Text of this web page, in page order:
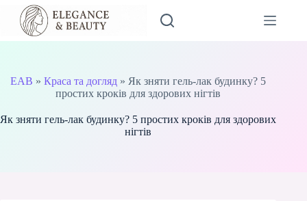
Перейти
вмісту
EAB »Краса та догляд » Як зняти гель-лак будинку? 5
простих кроків для здорових нігтів
Як зняти гель-лак будинку? 5 простих кроків для здорових
нігтів